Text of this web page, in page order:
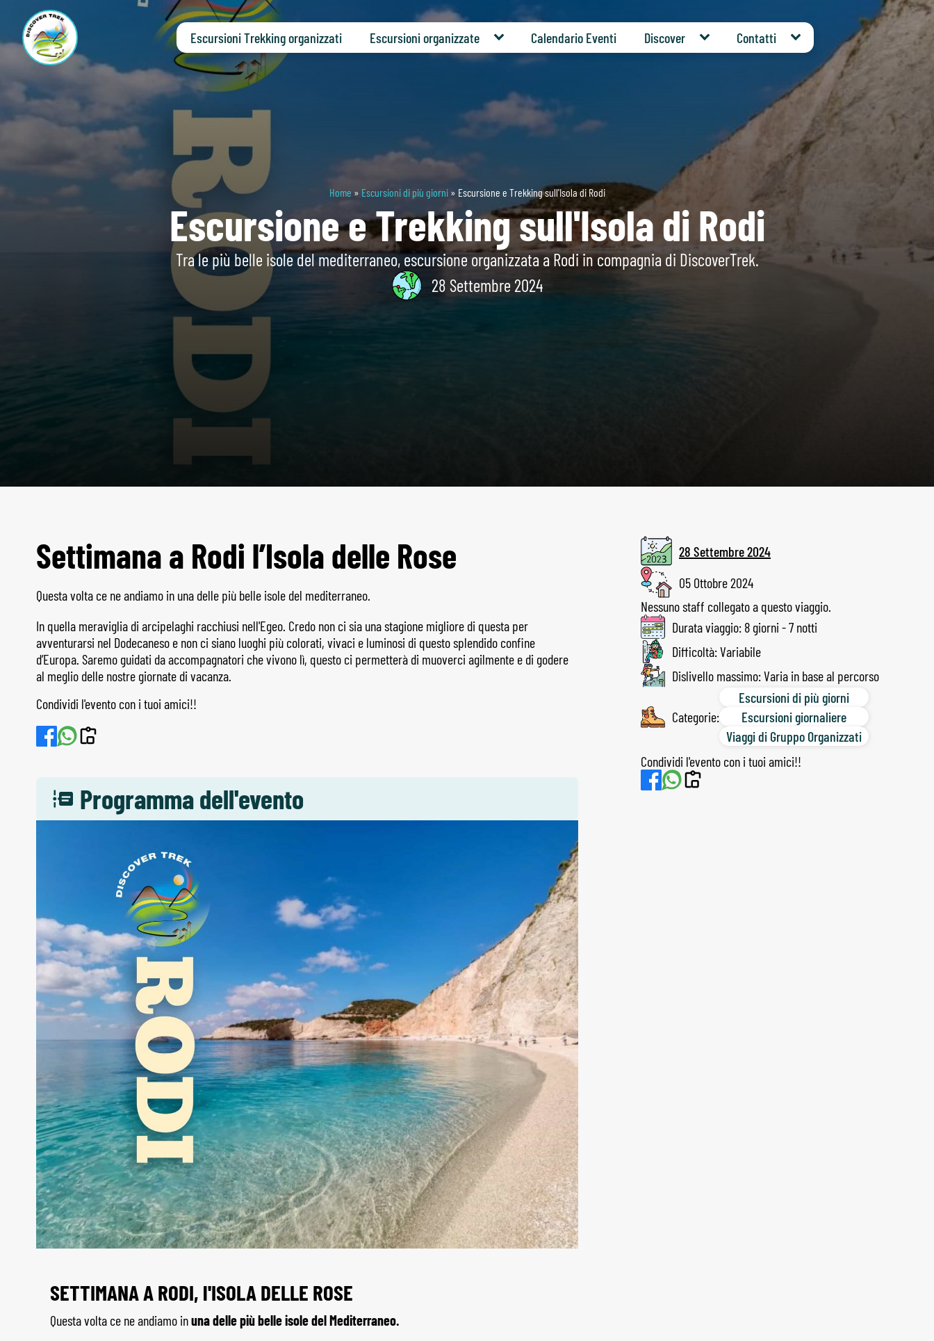
Escursioni Trekking organizzati Escursioni organizzate Calendario Eventi Discover Contatti
Home » Escursioni di più giorni» Escursione e Trekking sull'Isola di Rodi
Escursione e Trekking sull'Isola di Rodi
Tra le più belle isole del mediterraneo, escursione organizzata a Rodi in compagnia di DiscoverTrek.
28 Settembre 2024
Settimana a Rodi l’Isola delle Rose
Questa volta ce ne andiamo in una delle più belle isole del mediterraneo.
In quella meraviglia di arcipelaghi racchiusi nell'Egeo. Credo non ci sia una stagione migliore di questa per
avventurarsi nel Dodecaneso e non ci siano luoghi più colorati, vivaci e luminosi di questo splendido confine
d’Europa. Saremo guidati da accompagnatori che vivono lì, questo ci permetterà di muoverci agilmente e di godere
al meglio delle nostre giornate di vacanza.
Condividi l'evento con i tuoi amici!!
Programma dell'evento
SETTIMANA A RODI, l'ISOLA DELLE ROSE
Questa volta ce ne andiamo inuna delle più belle isole del Mediterraneo.
28 Settembre 2024
05 Ottobre 2024
Nessuno staff collegato a questo viaggio.
Durata viaggio: 8 giorni - 7 notti
Difficoltà: Variabile
Dislivello massimo: Varia in base al percorso
Categorie:
Escursioni di più giorni
Escursioni giornaliere
Viaggi di Gruppo Organizzati
Condividi l'evento con i tuoi amici!!